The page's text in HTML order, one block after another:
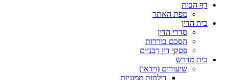
דף הבית
מפת האתר
בית הדין
סדרי הדין
הסכם בוררות
פסקי דין רבניים
בית מדרש
שיעורים (וידאו)
דילמות ממוניות